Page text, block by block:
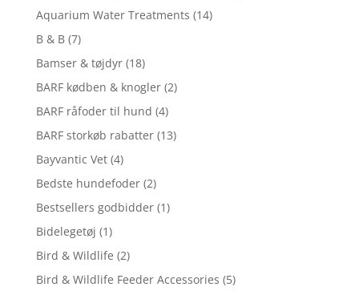
Aquarium Water Treatments (14)
B & B (7)
Bamser & tøjdyr (18)
BARF kødben & knogler (2)
BARF råfoder til hund (4)
BARF storkøb rabatter (13)
Bayvantic Vet (4)
Bedste hundefoder (2)
Bestsellers godbidder (1)
Bidelegetøj (1)
Bird & Wildlife (2)
Bird & Wildlife Feeder Accessories (5)